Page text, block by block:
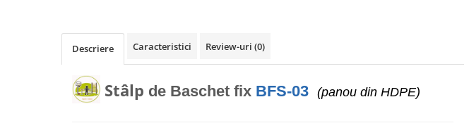
Mese și bănci pentru copii
Table pentru desen
Gardulețe
Echipamente pentru grădinițe
Descriere Caracteristici Review-uri (0)
Stâlp de Baschet fix BFS-03 (panou din HDPE)